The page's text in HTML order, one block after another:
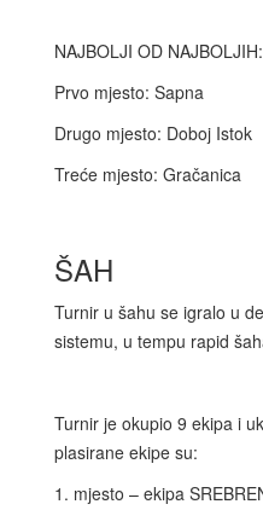
NAJBOLJI OD NAJBOLJIH:
Prvo mjesto: Sapna
Drugo mjesto: Doboj Istok
Treće mjesto: Gračanica
ŠAH
Turnir u šahu se igralo u
sistemu, u tempu rapid
Turnir je okupio 9 ekipa i
plasirane ekipe su:
1. mjesto – ekipa